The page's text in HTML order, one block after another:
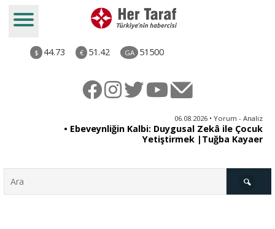
$ 44.73 € 51.42 GA 51500
06.08.2026 • Yorum - Analiz
• Ebeveynliğin Kalbi: Duygusal Zekâ ile Çocuk
Yetiştirmek |Tuğba Kayaer